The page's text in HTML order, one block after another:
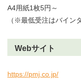
A4用紙1枚5円～
（※最低受注はバイン
Webサイト
https://pmj.co.jp/